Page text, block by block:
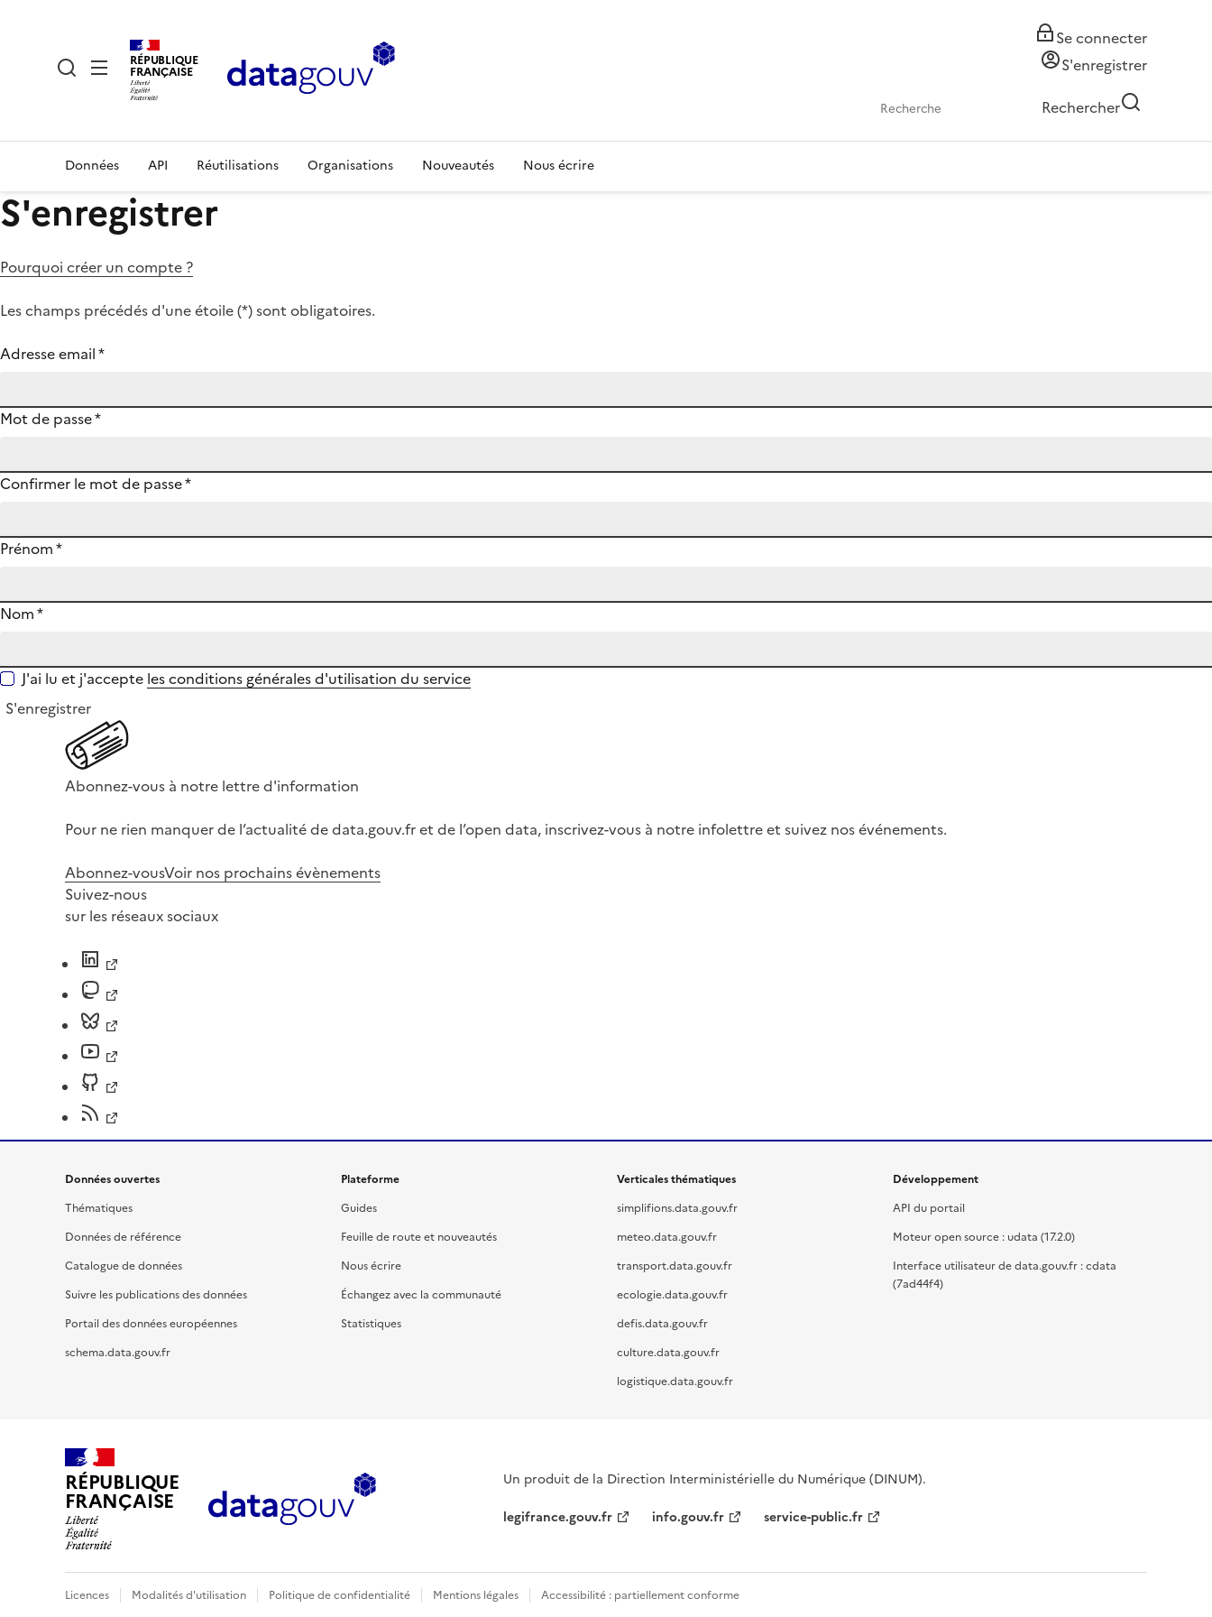
RÉPUBLIQUE
FRANÇAISE
Se connecter
S'enregistrer
Rechercher
Données API Réutilisations Organisations Nouveautés Nous écrire
S'enregistrer
Pourquoi créer un compte ?
Les champs précédés d'une étoile (*) sont obligatoires.
Adresse email*
Mot de passe*
Confirmer le mot de passe*
Prénom*
Nom*
J'ai lu et j'accepte les conditions générales d'utilisation du service
S'enregistrer
Abonnez-vous à notre lettre d'information
Pour ne rien manquer de l’actualité de data.gouv.fr et de l’open data, inscrivez-vous à notre infolettre et suivez nos événements.
Abonnez-vousVoir nos prochains évènements
Suivez-nous
sur les réseaux sociaux
Données ouvertes
Thématiques
Données de référence
Catalogue de données
Suivre les publications des données
Portail des données européennes
schema.data.gouv.fr
Plateforme
Guides
Feuille de route et nouveautés
Nous écrire
Échangez avec la communauté
Statistiques
Verticales thématiques
simplifions.data.gouv.fr
meteo.data.gouv.fr
transport.data.gouv.fr
ecologie.data.gouv.fr
defis.data.gouv.fr
culture.data.gouv.fr
logistique.data.gouv.fr
Développement
API du portail
Moteur open source : udata (17.2.0)
Interface utilisateur de data.gouv.fr : cdata
(7ad44f4)
RÉPUBLIQUE
FRANÇAISE
Un produit de la Direction Interministérielle du Numérique (DINUM).
legifrance.gouv.fr
info.gouv.fr service-public.fr
Licences Modalités d'utilisation Politique de confidentialité Mentions légales Accessibilité : partiellement conforme